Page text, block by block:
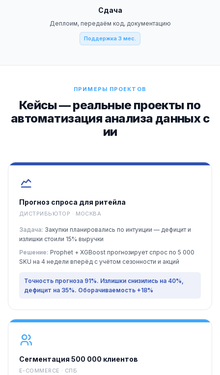
Сдача
Деплоим, передаём код, документацию
Поддержка 3 мес.
ПРИМЕРЫ ПРОЕКТОВ
Кейсы — реальные проекты по
автоматизация анализа данных с
ии
Прогноз спроса для ритейла
ДИСТРИБЬЮТОР · МОСКВА
Задача: Закупки планировались по интуиции — дефицит и
излишки стоили 15% выручки
Решение: Prophet + XGBoost прогнозирует спрос по 5 000
SKU на 4 недели вперёд с учётом сезонности и акций
Точность прогноза 91%. Излишки снизились на 40%,
дефицит на 35%. Оборачиваемость +18%
Сегментация 500 000 клиентов
E-COMMERCE · СПБ